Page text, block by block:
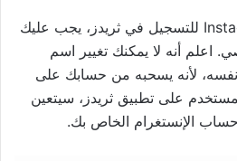
بمجرد تحديد حساب Instagram للتسجيل في ثريدز، يجب عليك
اعلم أنه لا يمكنك تغيير اسم
المستخدم على Threads نفسه، لأنه يسحبه من حسابك على
على تطبيق ثريدز، سيتعين
الإنستغرام الخاص بك.